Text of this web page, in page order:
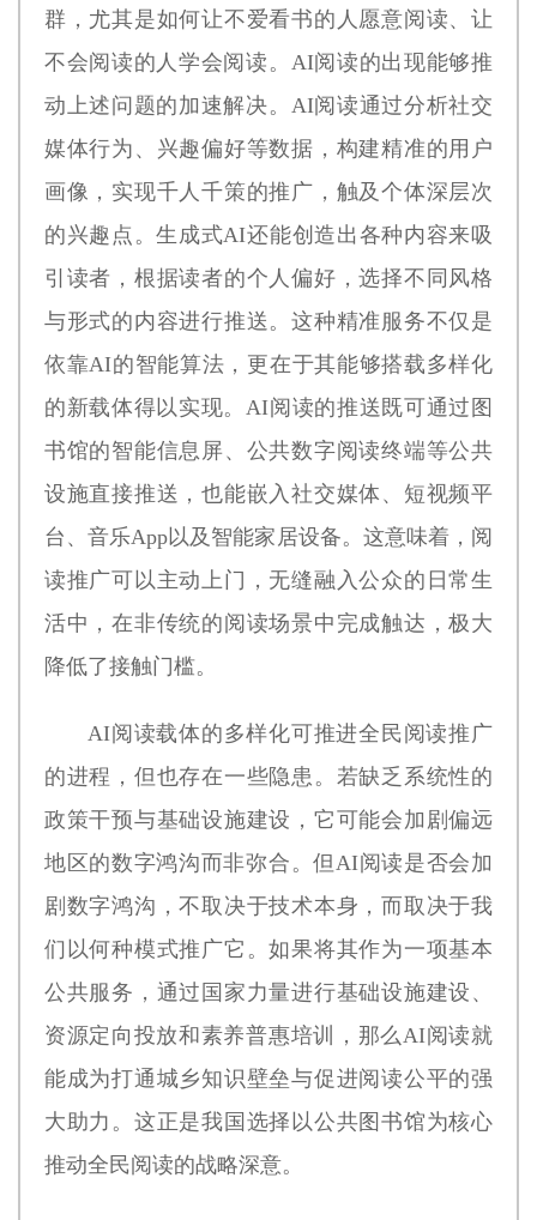
群，尤其是如何让不爱看书的人愿意阅读、让
不会阅读的人学会阅读。AI阅读的出现能够推
动上述问题的加速解决。AI阅读通过分析社交
媒体行为、兴趣偏好等数据，构建精准的用户
画像，实现千人千策的推广，触及个体深层次
的兴趣点。生成式AI还能创造出各种内容来吸
引读者，根据读者的个人偏好，选择不同风格
与形式的内容进行推送。这种精准服务不仅是
依靠AI的智能算法，更在于其能够搭载多样化
的新载体得以实现。AI阅读的推送既可通过图
书馆的智能信息屏、公共数字阅读终端等公共
设施直接推送，也能嵌入社交媒体、短视频平
台、音乐App以及智能家居设备。这意味着，阅
读推广可以主动上门，无缝融入公众的日常生
活中，在非传统的阅读场景中完成触达，极大
降低了接触门槛。
AI阅读载体的多样化可推进全民阅读推广
的进程，但也存在一些隐患。若缺乏系统性的
政策干预与基础设施建设，它可能会加剧偏远
地区的数字鸿沟而非弥合。但AI阅读是否会加
剧数字鸿沟，不取决于技术本身，而取决于我
们以何种模式推广它。如果将其作为一项基本
公共服务，通过国家力量进行基础设施建设、
资源定向投放和素养普惠培训，那么AI阅读就
能成为打通城乡知识壁垒与促进阅读公平的强
大助力。这正是我国选择以公共图书馆为核心
推动全民阅读的战略深意。